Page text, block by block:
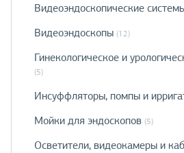
Видеоэндоскопические
Видеоэндоскопы (12)
Гинекологическое и
(5)
Инсуффляторы, помпы и
Мойки для эндоскопов (5)
Осветители, видеокамеры и